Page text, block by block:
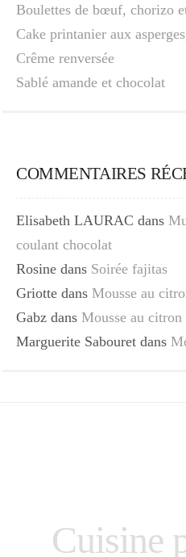
Boulettes de bœuf, chorizo
Cake printanier aux
Crême renversée
Sablé amande et chocolat
COMMENTAIRES
Elisabeth LAURAC dans
coulant chocolat
Rosine dans Soirée fajitas
Griotte dans Mousse au
Gabz dans Mousse au citron
Marguerite Sabouret dans
Cuisine